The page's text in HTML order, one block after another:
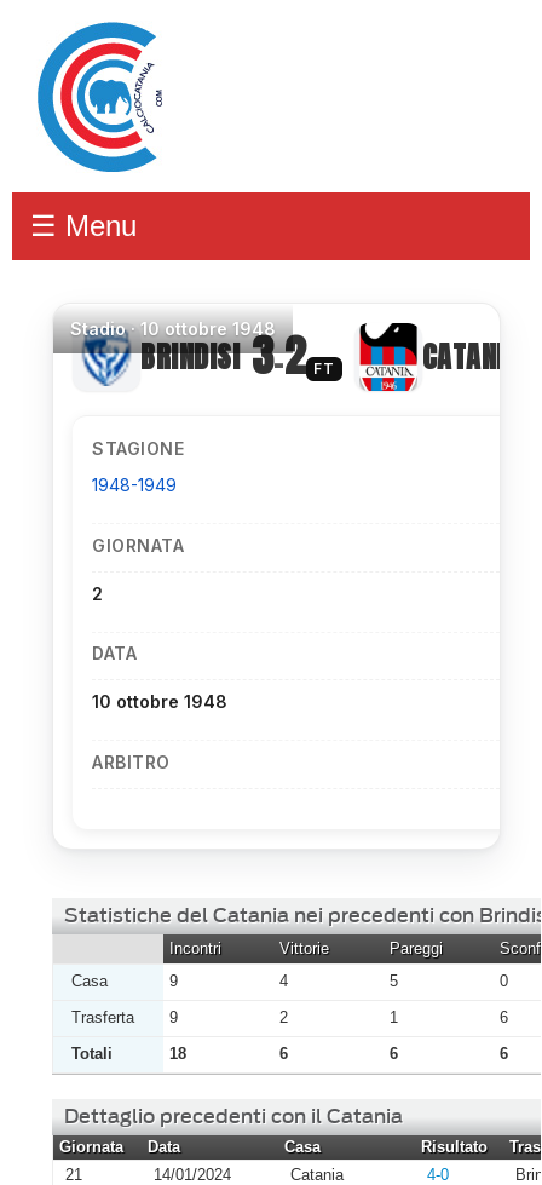
☰ Menu
Stadio·10 ottobre 1948
BRINDISI 3–2 FT CATANIA
STAGIONE
1948-1949
GIORNATA
2
DATA
10 ottobre 1948
ARBITRO
Statistiche del Catania nei precedenti con
Incontri Vittorie Pareggi
Casa
9 4 5
0
Trasferta
9 2 1
6
Totali
18 6 6 6
Dettaglio precedenti con il Catania
Giornata Data Casa Risultato
21
14/01/2024 Catania 4-0